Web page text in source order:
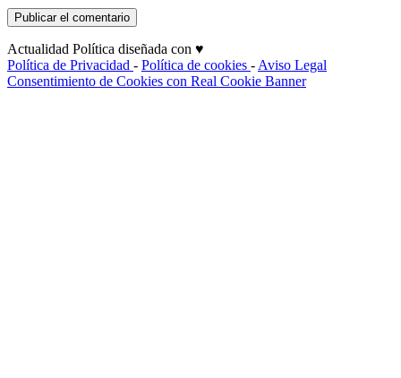
Actualidad Política diseñada con ♥
Política de Privacidad - Política de cookies - Aviso Legal
Consentimiento de Cookies con Real Cookie Banner